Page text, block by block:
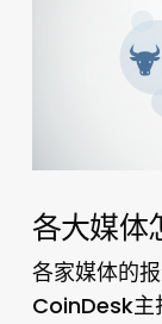
各大媒体
各家媒体的
CoinDesk主